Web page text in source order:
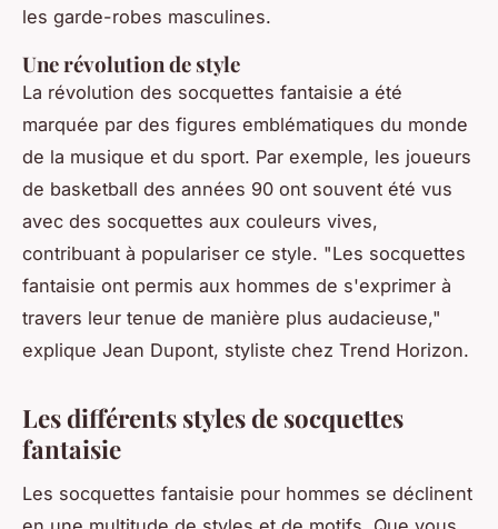
les garde-robes masculines.
Une révolution de style
La révolution des socquettes fantaisie a été
marquée par des figures emblématiques du monde
de la musique et du sport. Par exemple, les joueurs
de basketball des années 90 ont souvent été vus
avec des socquettes aux couleurs vives,
contribuant à populariser ce style. "Les socquettes
fantaisie ont permis aux hommes de s'exprimer à
travers leur tenue de manière plus audacieuse,"
explique Jean Dupont, styliste chez Trend Horizon.
Les différents styles de socquettes
fantaisie
Les socquettes fantaisie pour hommes se déclinent